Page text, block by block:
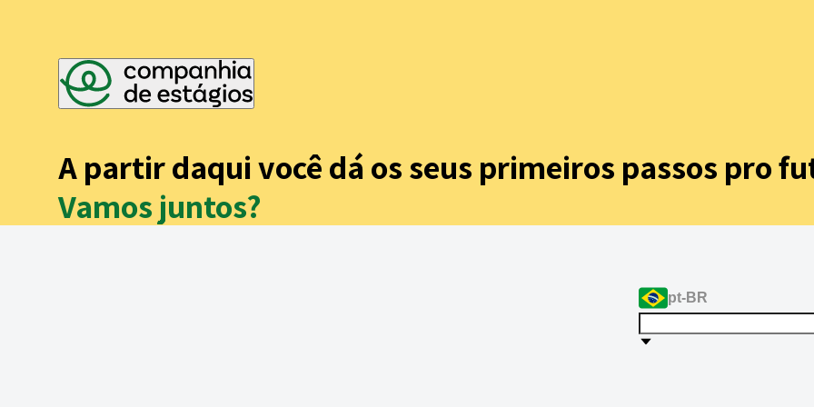
A partir daqui você dá os seus primeiros passos pro
Vamos juntos?
pt-BR